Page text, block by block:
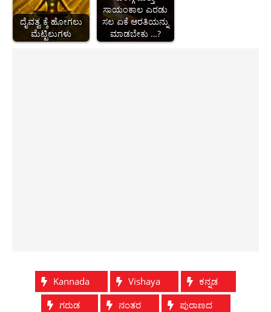
ದೈವತ್ವ ಕ್ಕೆ ಹೋಗಲು
ಮೆಟ್ಟಿಲುಗಳು
ಸಾಯಂಕಾಲ ಎರಡು
ಸಲ ಏಕೆ ಆರತಿಯನ್ನು
ಮಾಡಬೇಕು …?
Kannada Vishaya
ಕನ್ನಡ
ಗರುಡ
ನಂತರ
ಪುರಾಣದ